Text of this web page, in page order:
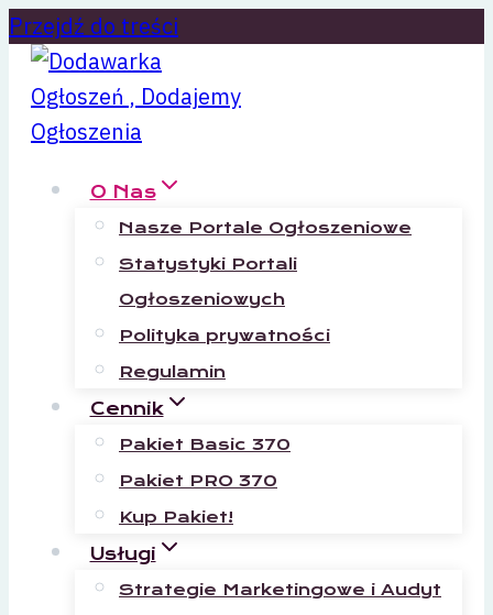
Przejdź do treści
O Nas
Nasze Portale Ogłoszeniowe
Statystyki Portali
Ogłoszeniowych
Polityka prywatności
Regulamin
Cennik
Pakiet Basic 370
Pakiet PRO 370
Kup Pakiet!
Usługi
Strategie Marketingowe i Audyt